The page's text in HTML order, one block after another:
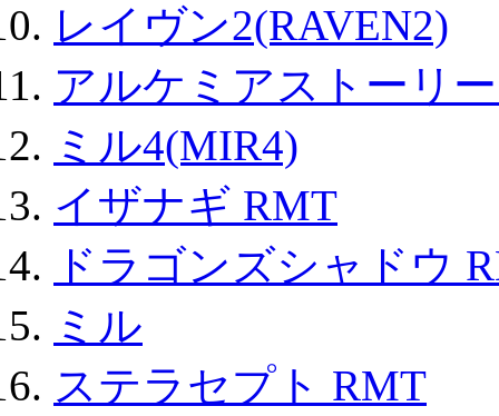
レイヴン2(RAVEN2)
アルケミアストーリ
ミル4(MIR4)
イザナギ RMT
ドラゴンズシャドウ
ミル
ステラセプト RMT